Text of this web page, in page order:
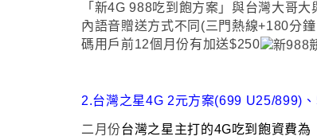
「新4G988吃到飽方案 」與台灣大哥大
內語音贈送方式不同(三門熱線+180分
碼用戶前12個月份有加送$250
2.台灣之星4G 2元方案(699 U25/899) 、
二月份台灣之星主打的4G吃到飽資費為